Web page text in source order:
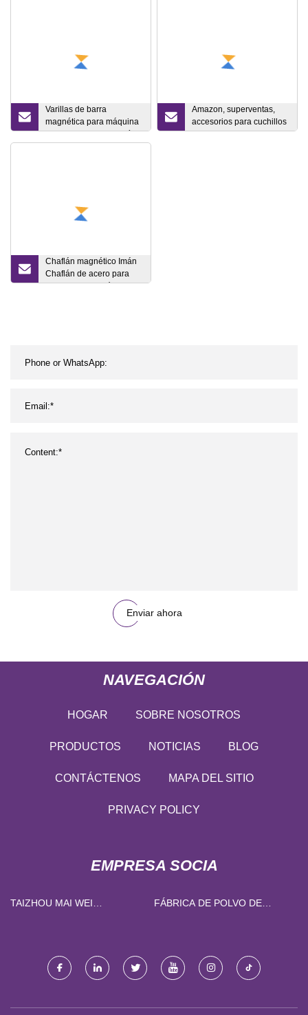
Varillas de barra
magnética para máquina
de soldadura de tuberías
Amazon, superventas,
accesorios para cuchillos
de cocina, estante de tira
Chaflán magnético Imán
Chaflán de acero para
encofrado magnético
Enviar ahora
NAVEGACIÓN
HOGAR SOBRE NOSOTROS
PRODUCTOS NOTICIAS BLOG
CONTÁCTENOS MAPA DEL SITIO
PRIVACY POLICY
EMPRESA SOCIA
TAIZHOU MAI WEI
FÁBRICA DE POLVO DE